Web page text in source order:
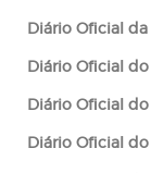
Diário Oficial da
Diário Oficial do
Diário Oficial do
Diário Oficial do